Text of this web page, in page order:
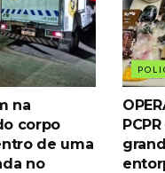
na
corpo
de uma
no